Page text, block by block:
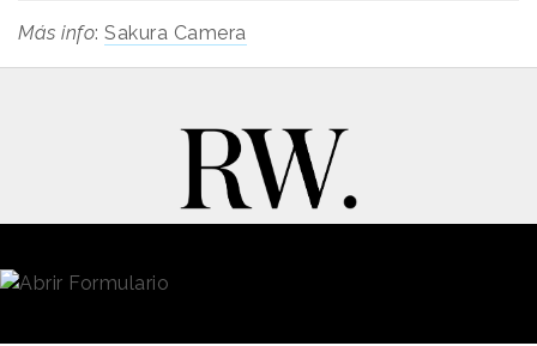
Más info: Sakura Camera